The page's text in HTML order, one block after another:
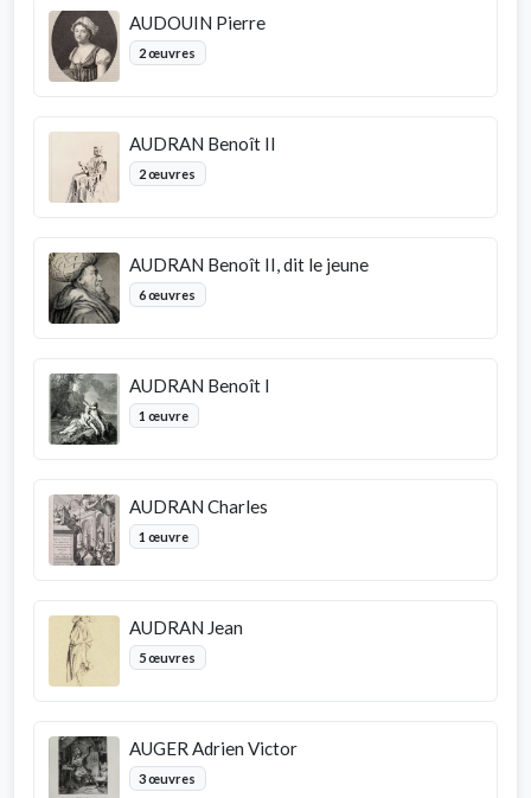
AUDOUIN Pierre
2 œuvres
AUDRAN Benoît II
2 œuvres
AUDRAN Benoît II, dit le jeune
6 œuvres
AUDRAN Benoît I
1 œuvre
AUDRAN Charles
1 œuvre
AUDRAN Jean
5 œuvres
AUGER Adrien Victor
3 œuvres